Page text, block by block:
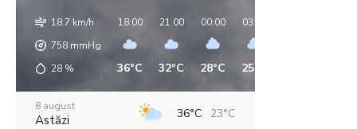
18.7 km/h
758 mmHg
28 %
18:00
36°C
21:00
32°C
00:00
28°C
03:00
25°C
8 august
Astăzi 36°C 23°C